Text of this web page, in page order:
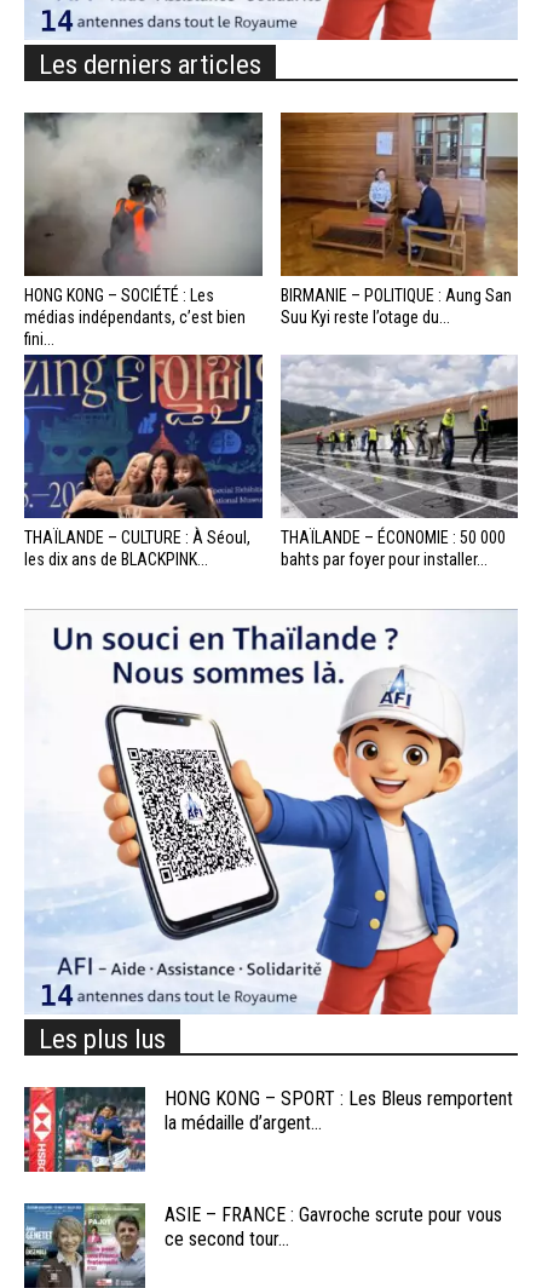
Les derniers articles
HONG KONG – SOCIÉTÉ : Les
médias indépendants, c’est bien
fini...
BIRMANIE – POLITIQUE : Aung San
Suu Kyi reste l’otage du...
THAÏLANDE – CULTURE : À Séoul,
les dix ans de BLACKPINK...
THAÏLANDE – ÉCONOMIE : 50 000
bahts par foyer pour installer...
Les plus lus
HONG KONG – SPORT : Les Bleus remportent
la médaille d’argent...
ASIE – FRANCE : Gavroche scrute pour vous
ce second tour...